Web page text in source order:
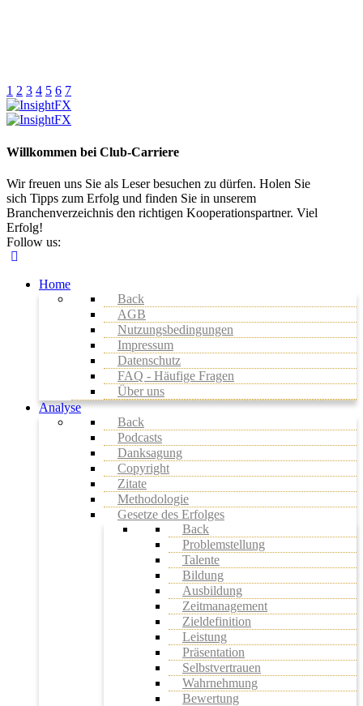
1 2 3 4 5 6 7
Willkommen bei Club-Carriere
Wir freuen uns Sie als Leser besuchen zu dürfen. Holen Sie
sich Tipps zum Erfolg und finden Sie in unserem
Branchenverzeichnis den richtigen Kooperationspartner. Viel
Erfolg!
Follow us:
Home
Back
AGB
Nutzungsbedingungen
Impressum
Datenschutz
FAQ - Häufige Fragen
Über uns
Analyse
Back
Podcasts
Danksagung
Copyright
Zitate
Methodologie
Gesetze des Erfolges
Back
Problemstellung
Talente
Bildung
Ausbildung
Zeitmanagement
Zieldefinition
Leistung
Präsentation
Selbstvertrauen
Wahrnehmung
Bewertung